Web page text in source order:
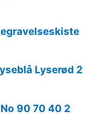
Lyserød 2
90 70 40 2